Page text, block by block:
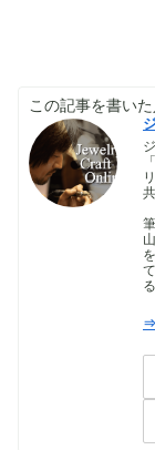
この記事を書いた
⇒